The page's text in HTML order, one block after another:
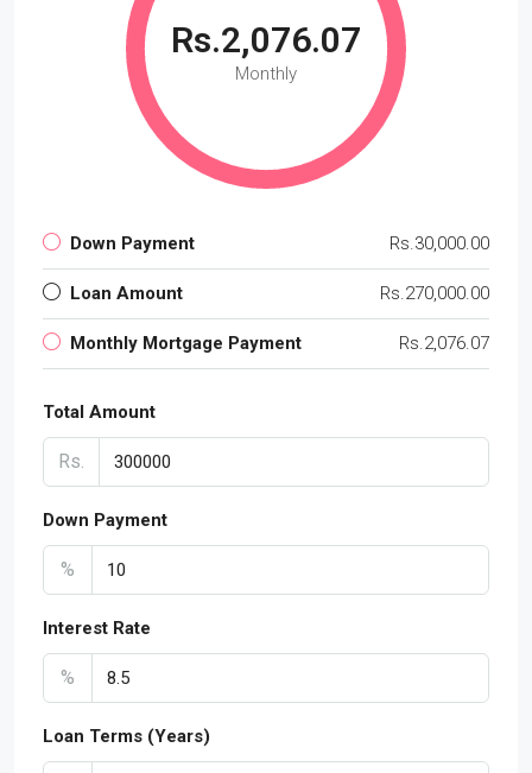
Rs.2,076.07
Monthly
Down Payment Rs.30,000.00
Loan Amount Rs.270,000.00
Monthly Mortgage Payment Rs.2,076.07
Total Amount
Rs.
Down Payment
%
Interest Rate
%
Loan Terms (Years)